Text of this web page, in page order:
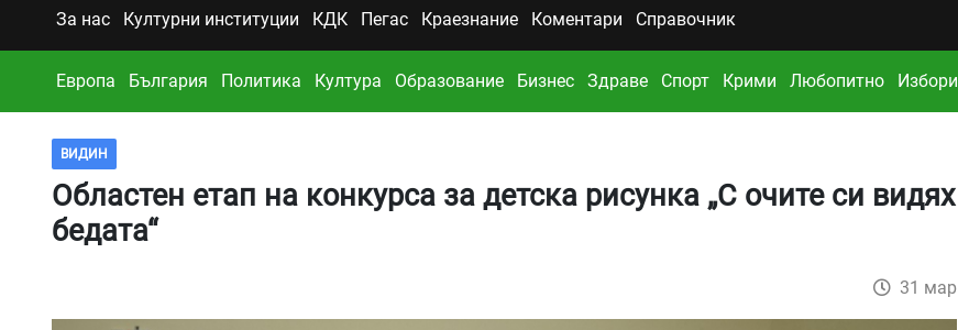
За нас Културни институции КДК Пегас Краезнание Коментари Справочник
Европа България Политика Култура Образование Бизнес Здраве Спорт Крими Любопитно Избори
ВИДИН
Областен етап на конкурса за детска рисунка „С очите си видях
бедата“
31 мар